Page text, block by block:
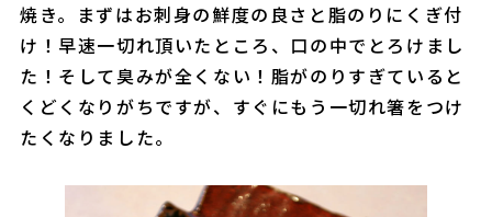
焼き。まずはお刺身の鮮度の良さと脂のりにくぎ付
け！早速一切れ頂いたところ、口の中でとろけまし
た！そして臭みが全くない！脂がのりすぎていると
くどくなりがちですが、すぐにもう一切れ箸をつけ
たくなりました。